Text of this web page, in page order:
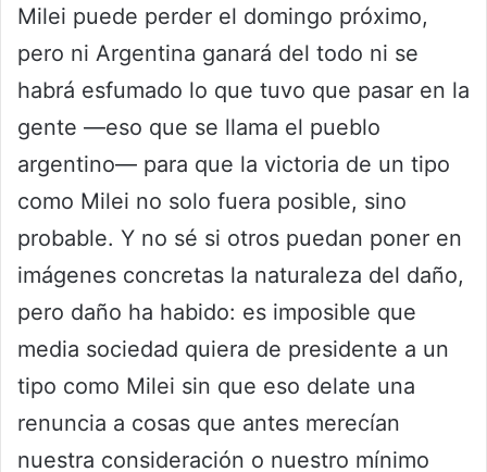
Milei puede perder el domingo próximo,
pero ni Argentina ganará del todo ni se
habrá esfumado lo que tuvo que pasar en la
gente —eso que se llama el pueblo
argentino— para que la victoria de un tipo
como Milei no solo fuera posible, sino
probable. Y no sé si otros puedan poner en
imágenes concretas la naturaleza del daño,
pero daño ha habido: es imposible que
media sociedad quiera de presidente a un
tipo como Milei sin que eso delate una
renuncia a cosas que antes merecían
nuestra consideración o nuestro mínimo